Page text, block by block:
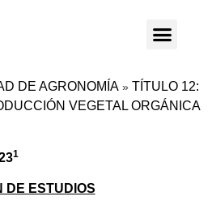
DE AGRONOMÍA » TÍTULO 12:
VEGETAL ORGÁNICA
1
DE ESTUDIOS